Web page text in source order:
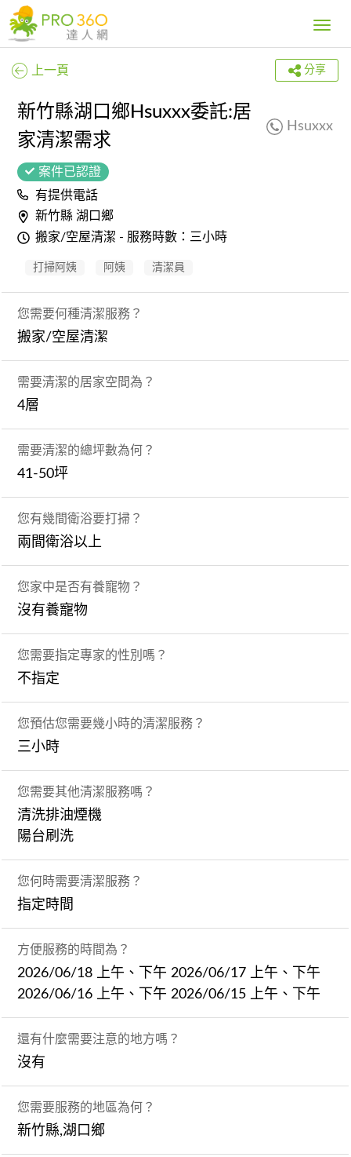
Toggle
上一頁 分享
新竹縣湖口鄉Hsuxxx委託:居
家清潔需求
Hsuxxx
案件已認證
有提供電話
新竹縣 湖口鄉
搬家/空屋清潔 - 服務時數：三小時
打掃阿姨 阿姨 清潔員
您需要何種清潔服務？
搬家/空屋清潔
需要清潔的居家空間為？
4層
需要清潔的總坪數為何？
41-50坪
您有幾間衛浴要打掃？
兩間衛浴以上
您家中是否有養寵物？
沒有養寵物
您需要指定專家的性別嗎？
不指定
您預估您需要幾小時的清潔服務？
三小時
您需要其他清潔服務嗎？
清洗排油煙機
陽台刷洗
您何時需要清潔服務？
指定時間
方便服務的時間為？
2026/06/18 上午、下午 2026/06/17 上午、下午
2026/06/16 上午、下午 2026/06/15 上午、下午
還有什麼需要注意的地方嗎？
沒有
您需要服務的地區為何？
新竹縣,湖口鄉